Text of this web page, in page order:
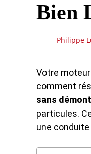
Bien
Philippe
Votre
comment
sans
particules.
une